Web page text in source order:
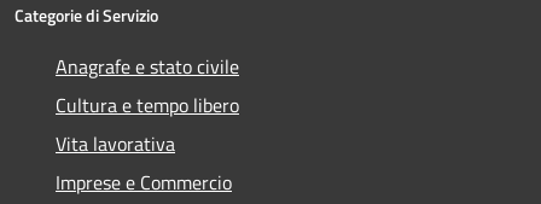
Categorie di Servizio
Anagrafe e stato civile
Cultura e tempo libero
Vita lavorativa
Imprese e Commercio